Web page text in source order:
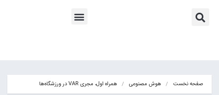
صفحه نخست هوش مصنوعی همراه اول، مجری VAR در ورزشگاه‌ها